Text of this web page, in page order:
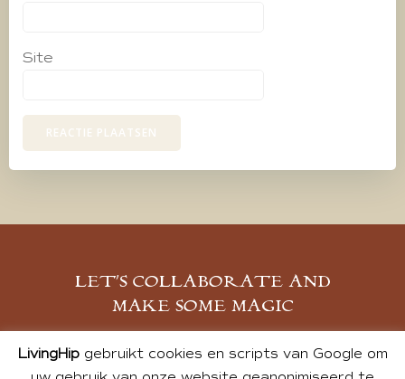
Site
LET’S COLLABORATE AND
MAKE SOME MAGIC
MELD JE AAN
LivingHipgebruikt cookies en scripts van Google om